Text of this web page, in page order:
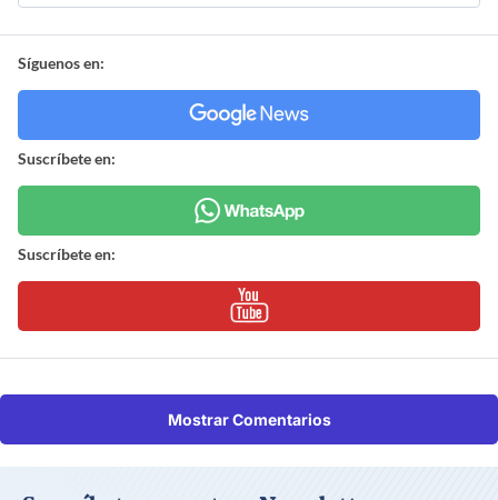
Síguenos en:
Suscríbete en:
Suscríbete en:
Mostrar Comentarios